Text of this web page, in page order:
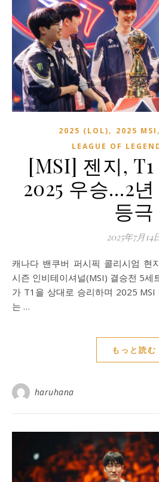
2025 (LOL), 2025 MSI ,
LEAGUE OF
[MSI] 젠지,
2025 우승…2
등극
2025年7月14
캐나다 밴쿠버 퍼시픽 콜리시엄 현지 시간 12일, 2025 미드
시즌 인비테이셔널(MSI) 결승전 5세
가 T1을 상대로 승리하며 2025 MSI
는 …
もっと読む
haruhana